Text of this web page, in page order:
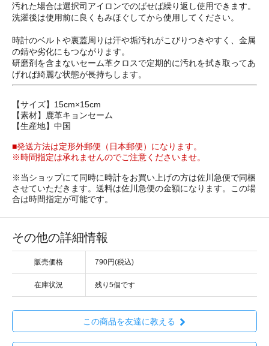
汚れた場合は選択司アイロンでのばせば繰り返し使用できます。
洗濯後は使用前に良くもみほぐしてから使用してください。
時計のベルトや裏蓋周りは汗や垢汚れがこびりつきやすく、金属
の錆や劣化にもつながります。
研磨剤を含まないセーム革クロスで定期的に汚れを拭き取ってあ
げれば綺麗な状態が長持ちします。
【サイズ】15cm×15cm
【素材】鹿革キョンセーム
【生産地】中国
■発送方法は定形外郵便（日本郵便）になります。
※時間指定は承れませんのでご注意くださいませ。
※当ショップにて同時に時計をお買い上げの方は佐川急便で同梱
させていただきます。送料は佐川急便の金額になります。この場
合は時間指定が可能です。
その他の詳細情報
販売価格 790円(税込)
在庫状況 残り5個です
この商品を友達に教える